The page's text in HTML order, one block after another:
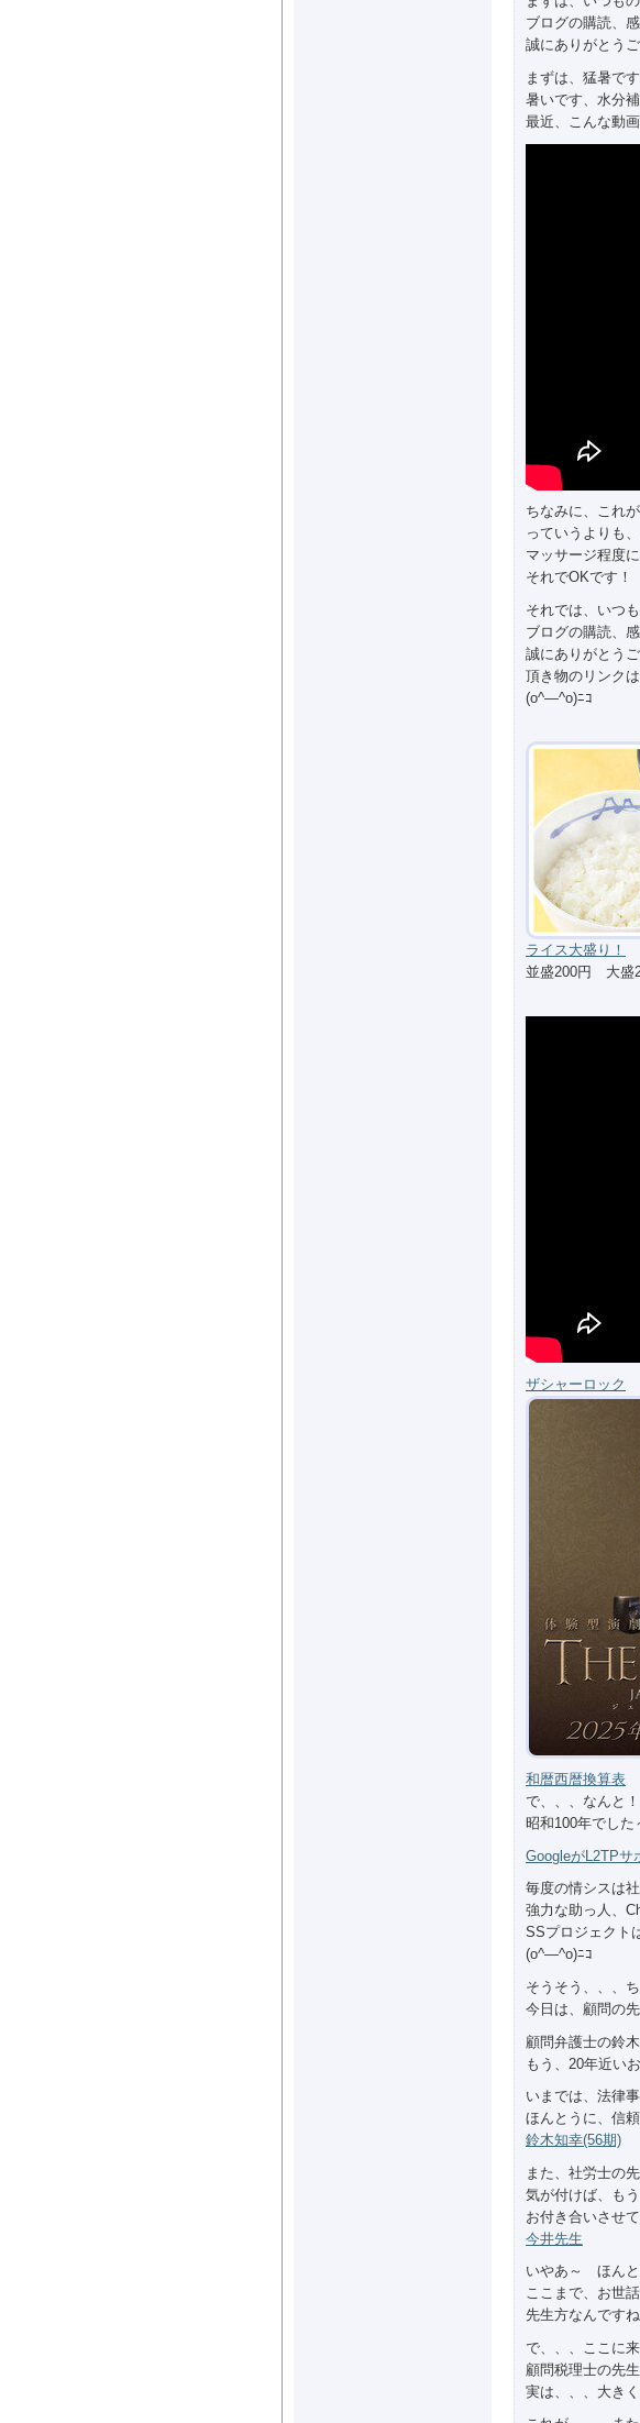
ブログの購読、
誠にありがとうご
まずは、猛暑です
暑いです、水分
最近、こんな動
ちなみに、これ
っていうよりも
マッサージ程度
それでOKです
それでは、いつ
ブログの購読、
誠にありがとうご
頂き物のリンク
(o^―^o)ﾆｺ
ライス大盛り！
並盛200円 大盛
ザシャーロック
和暦西暦換算表
で、、、なんと！
昭和100年でした
GoogleがL2TPサ
毎度の情シスは
強力な助っ人、
SSプロジェクト
(o^―^o)ﾆｺ
そうそう、、、
今日は、顧問の
顧問弁護士の鈴木
もう、20年近い
いまでは、法律
ほんとうに、信
鈴木知幸(56期)
また、社労士の
気が付けば、も
お付き合いさせ
今井先生
いやあ～ ほんと
ここまで、お世
先生方なんですね
で、、、ここに
顧問税理士の先
実は、、、大き